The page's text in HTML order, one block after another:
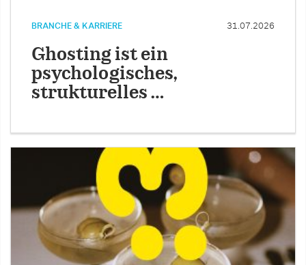
BRANCHE & KARRIERE 31.07.2026
Ghosting ist ein
psychologisches,
strukturelles …